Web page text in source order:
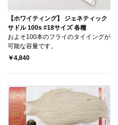
【ホワイティング】 ジェネティック
サドル 100s #18サイズ 各種
およそ100本のフライのタイイングが
可能な容量です。
￥4,840